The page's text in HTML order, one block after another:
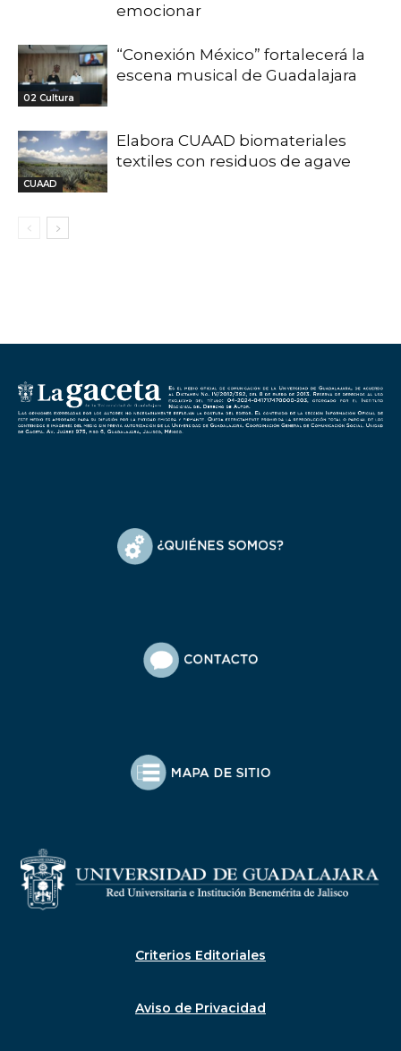
emocionar
02 Cultura
“Conexión México” fortalecerá la
escena musical de Guadalajara
CUAAD
Elabora CUAAD biomateriales
textiles con residuos de agave
Criterios Editoriales
Aviso de Privacidad